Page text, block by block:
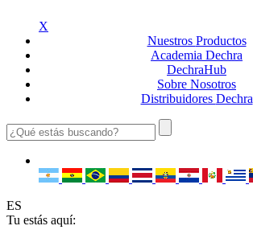
X
Nuestros Productos
Academia Dechra
DechraHub
Sobre Nosotros
Distribuidores Dechra
ES
Tu estás aquí: